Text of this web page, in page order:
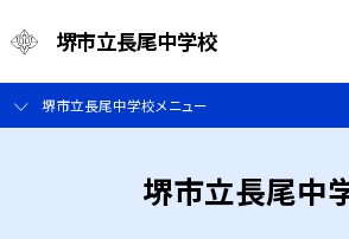
堺市立長尾中学校
堺市立長尾中学校メニュー
堺市立長尾中